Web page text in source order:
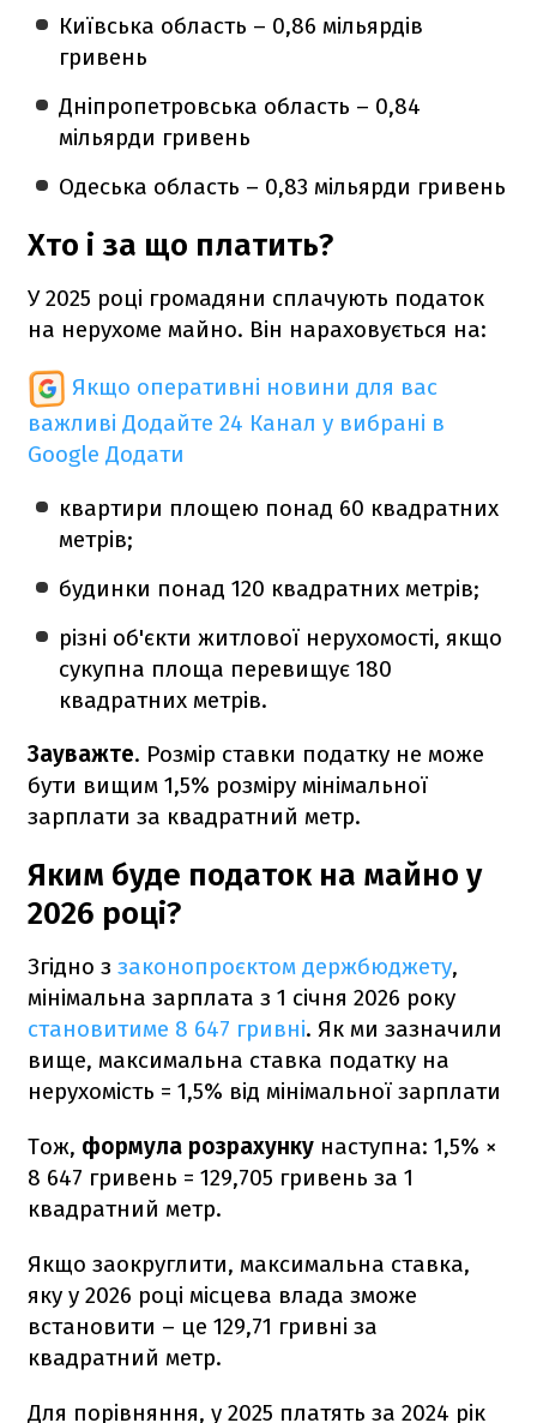
Київська область – 0,86 мільярдів
гривень
Дніпропетровська область – 0,84
мільярди гривень
Одеська область – 0,83 мільярди гривень
Хто і за що платить?
У 2025 році громадяни сплачують податок
на нерухоме майно. Він нараховується на:
Якщо оперативні новини для вас
важливі Додайте 24 Канал у вибрані в
Google Додати
квартири площею понад 60 квадратних
метрів;
будинки понад 120 квадратних метрів;
різні об'єкти житлової нерухомості, якщо
сукупна площа перевищує 180
квадратних метрів.
Зауважте. Розмір ставки податку не може
бути вищим 1,5% розміру мінімальної
зарплати за квадратний метр.
Яким буде податок на майно у
2026 році?
Згідно з законопроєктом держбюджету,
мінімальна зарплата з 1 січня 2026 року
становитиме 8 647 гривні. Як ми зазначили
вище, максимальна ставка податку на
нерухомість = 1,5% від мінімальної зарплати
Тож, формула розрахунку наступна: 1,5% ×
8 647 гривень = 129,705 гривень за 1
квадратний метр.
Якщо заокруглити, максимальна ставка,
яку у 2026 році місцева влада зможе
встановити – це 129,71 гривні за
квадратний метр.
Для порівняння, у 2025 платять за 2024 рік